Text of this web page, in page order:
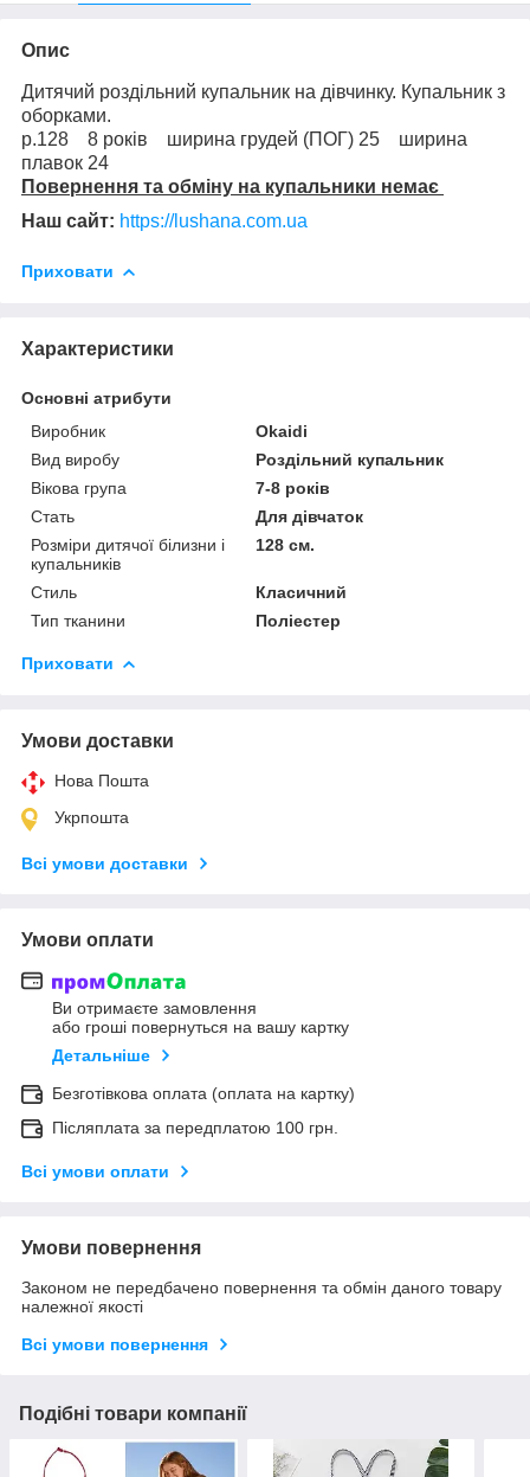
Опис
Дитячий роздільний купальник на дівчинку. Купальник з
оборками.
р.128 8 років ширина грудей (ПОГ) 25 ширина
плавок 24
Повернення та обміну на купальники немає
Наш сайт: https://lushana.com.ua
Приховати
Характеристики
Основні атрибути
Виробник
Okaidi
Вид виробу
Роздільний купальник
Вікова група
7-8 років
Стать
Для дівчаток
Розміри дитячої білизни і
купальників
128 см.
Стиль
Класичний
Тип тканини
Поліестер
Приховати
Умови доставки
Нова Пошта
Укрпошта
Всі умови доставки
Умови оплати
Ви отримаєте замовлення
або гроші повернуться на вашу картку
Детальніше
Безготівкова оплата (оплата на картку)
Післяплата за передплатою 100 грн.
Всі умови оплати
Умови повернення
Законом не передбачено повернення та обмін даного товару
належної якості
Всі умови повернення
Подібні товари компанії